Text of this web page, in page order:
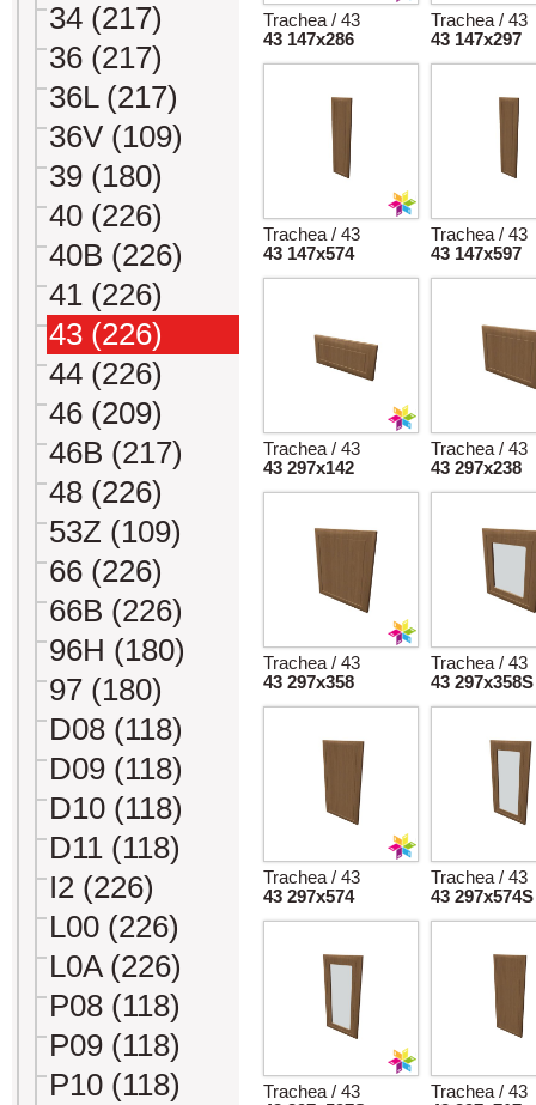
34 (217)
36 (217)
36L (217)
36V (109)
39 (180)
40 (226)
40B (226)
41 (226)
43 (226)
44 (226)
46 (209)
46B (217)
48 (226)
53Z (109)
66 (226)
66B (226)
96H (180)
97 (180)
D08 (118)
D09 (118)
D10 (118)
D11 (118)
I2 (226)
L00 (226)
L0A (226)
P08 (118)
P09 (118)
P10 (118)
Trachea / 43
43 147x286
Trachea / 43
43 147x297
Trachea / 43
43 147x574
Trachea / 43
43 147x597
Trachea / 43
43 297x142
Trachea / 43
43 297x238
Trachea / 43
43 297x358
Trachea / 43
43 297x358S
Trachea / 43
43 297x574
Trachea / 43
43 297x574S
Trachea / 43
Trachea / 43